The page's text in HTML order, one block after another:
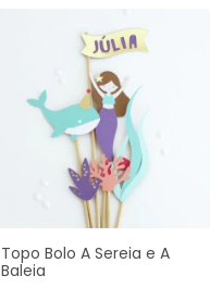
Topo Bolo A Sereia e A
Baleia